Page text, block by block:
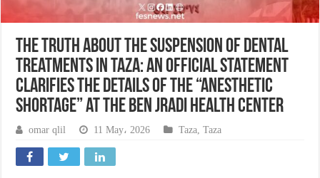
The truth about the suspension of dental
treatments in Taza: an official statement
clarifies the details of the “anesthetic
shortage” at the Ben Jradi health center
omar qlil 11 May، 2026 Taza ,Taza